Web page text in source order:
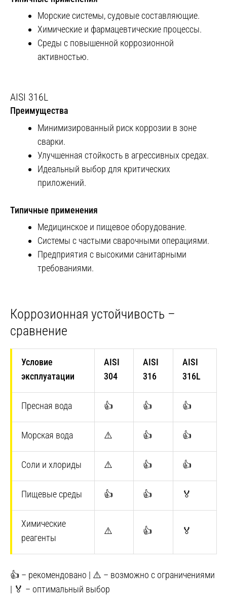
Морские системы, судовые составляющие.
Химические и фармацевтические процессы.
Среды с повышенной коррозионной
активностью.
AISI 316L
Преимущества
Минимизированный риск коррозии в зоне
сварки.
Улучшенная стойкость в агрессивных средах.
Идеальный выбор для критических
приложений.
Типичные применения
Медицинское и пищевое оборудование.
Системы с частыми сварочными операциями.
Предприятия с высокими санитарными
требованиями.
Коррозионная устойчивость –
сравнение
Условие
эксплуатации
AISI
304
AISI
316
AISI
316L
Пресная вода 👍 👍 👍
Морская вода ⚠️ 👍 👍
Соли и хлориды ⚠️ ️ 👍 👍
Пищевые среды 👍 👍 🏅
Химические
реагенты
⚠️ ️ 👍 🏅
👍 – рекомендовано | ⚠️ – возможно с ограничениями
| 🏅 – оптимальный выбор